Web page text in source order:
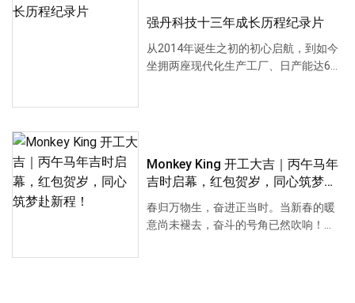
强丹科技十三年成长历程纪录片
从2014年诞生之初的初心启航，到如今
坐拥两座现代化生产工厂、日产能达60
Monkey King 开工大吉｜丙午马年
吉时启幕，红包贺岁，同心筑梦赴
新程！
春归万物生，奋进正当时。当新春的暖
意尚未褪去，奋斗的号角已然吹响！